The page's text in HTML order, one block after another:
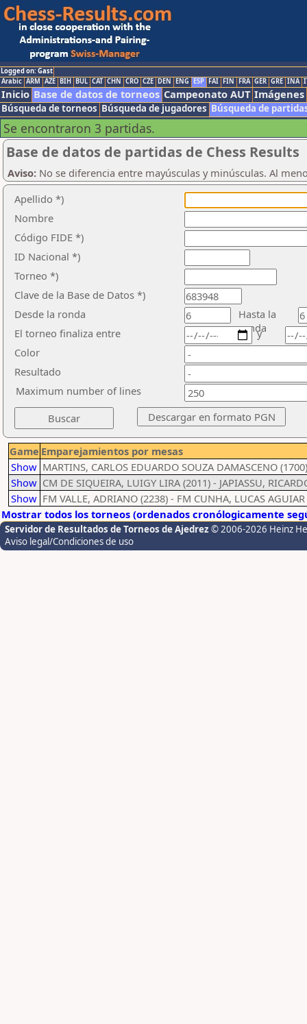
Logged on: Gast
Arabic ARM AZE BIH BUL CAT CHN CRO CZE DEN ENG ESP FAI FIN FRA GER GRE INA
Inicio Base de datos de torneos Campeonato AUT Imágenes
Búsqueda de torneos Búsqueda de jugadores Búsqueda de
Se encontraron 3 partidas.
Base de datos de partidas de Chess Results
Aviso: No se diferencia entre mayúsculas y minúsculas. Al
Apellido *)
Nombre
Código FIDE *)
ID Nacional *)
Torneo *)
Clave de la Base de Datos *)
Desde la ronda
Hasta la
ronda
El torneo finaliza entre
Color
Resultado
y
Maximum number of lines
Game Emparejamientos por mesas
Show MARTINS, CARLOS EDUARDO SOUZA DAMASCENO
Show CM DE SIQUEIRA, LUIGY LIRA (2011) - JAPIASSU,
Show FM VALLE, ADRIANO (2238) - FM CUNHA, LUCAS
Mostrar todos los torneos (ordenados cronólogicamente
Servidor de Resultados de Torneos de Ajedrez © 2006-2026 Heinz
Aviso legal/Condiciones de uso